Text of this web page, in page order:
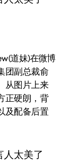
道妹)在微博
团副总裁俞
从图片上来
正硬朗，背
及配备后置